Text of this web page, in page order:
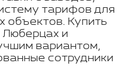
тарифов для
объектов. Купить
и
вариантом,
сотрудники